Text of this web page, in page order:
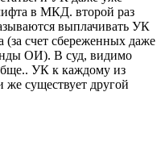
в МКД. второй раз
выплачивать УК
(за счет сбереженных даже
ОИ). В суд, видимо
УК к каждому из
же существует другой